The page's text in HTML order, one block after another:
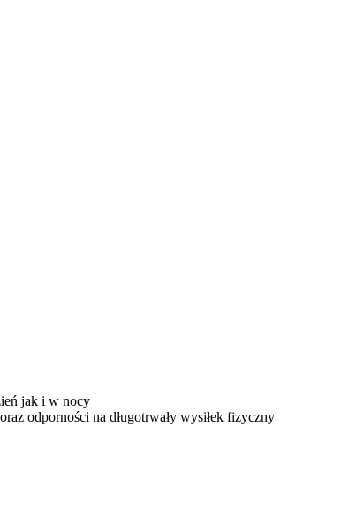
jak i w nocy
odporności na długotrwały wysiłek fizyczny